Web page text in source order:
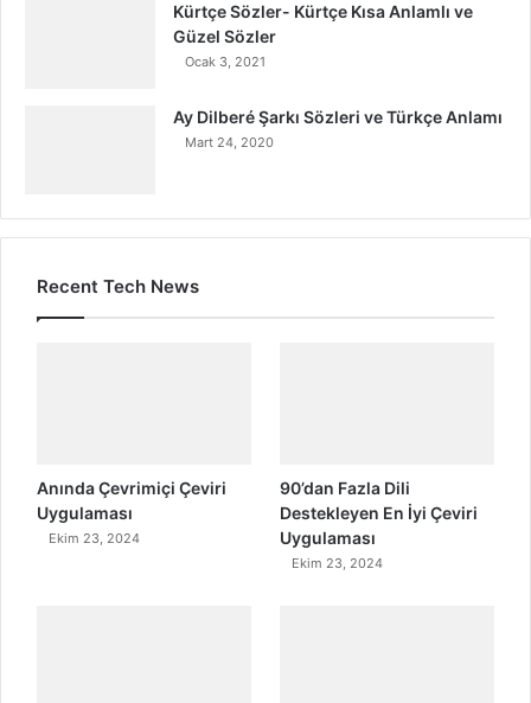
Kürtçe Sözler- Kürtçe Kısa Anlamlı ve
Güzel Sözler
Ocak 3, 2021
Ay Dilberé Şarkı Sözleri ve Türkçe Anlamı
Mart 24, 2020
Recent Tech News
Anında Çevrimiçi Çeviri
Uygulaması
Ekim 23, 2024
90’dan Fazla Dili
Destekleyen En İyi Çeviri
Uygulaması
Ekim 23, 2024